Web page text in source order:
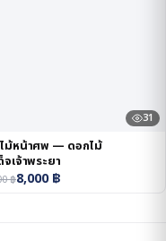
31
ม้หน้าศพ — ดอกไม้
จเจ้าพระยา
฿8,000฿